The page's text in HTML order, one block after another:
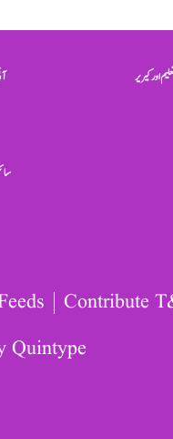
اور کیریر
Contribute
Quintype